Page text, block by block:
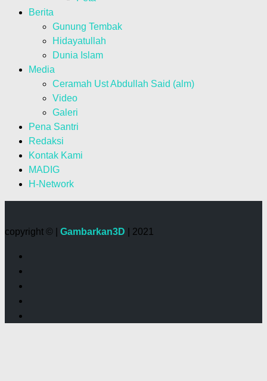
Berita
Gunung Tembak
Hidayatullah
Dunia Islam
Media
Ceramah Ust Abdullah Said (alm)
Video
Galeri
Pena Santri
Redaksi
Kontak Kami
MADIG
H-Network
copyright © | Gambarkan3D | 2021